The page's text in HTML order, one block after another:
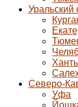
Уральский
Северо-
Уфа